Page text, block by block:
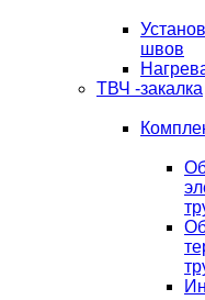
швов
ТВЧ -закалка